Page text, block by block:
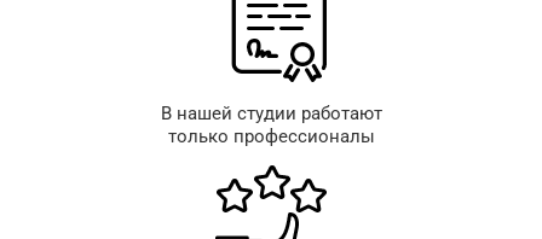
В нашей студии работают
только профессионалы